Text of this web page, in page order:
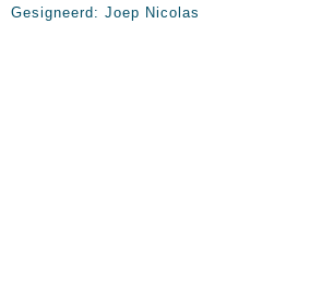
Gesigneerd: Joep Nicolas